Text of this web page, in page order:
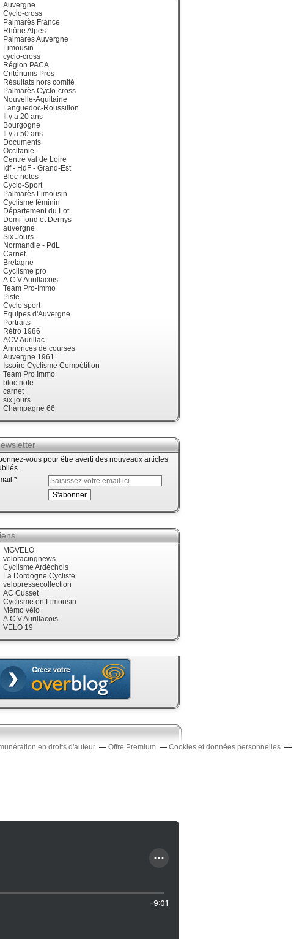
Auvergne
Cyclo-cross
Palmarès France
Rhône Alpes
Palmarès Auvergne
Limousin
cyclo-cross
Région PACA
Critériums Pros
Résultats hors comité
Palmarès Cyclo-cross
Nouvelle-Aquitaine
Languedoc-Roussillon
Il y a 20 ans
Bourgogne
Il y a 50 ans
Documents
Occitanie
Centre val de Loire
Idf - HdF - Grand-Est
Bloc-notes
Cyclo-Sport
Palmarès Limousin
Cyclisme féminin
Département du Lot
Demi-fond et Dernys
auvergne
Six Jours
Normandie - PdL
Carnet
Bretagne
Cyclisme pro
A.C.V.Aurillacois
Team Pro-Immo
Piste
Cyclo sport
Equipes d'Auvergne
Portraits
Rétro 1986
ACV Aurillac
Annonces de courses
Auvergne 1961
Issoire Cyclisme Compétition
Team Pro Immo
bloc note
carnet
six jours
Champagne 66
vous pour être averti des nouveaux articles
MGVELO
veloracingnews
Cyclisme Ardéchois
La Dordogne Cycliste
velopressecollection
AC Cusset
Cyclisme en Limousin
Mémo vélo
A.C.V.Aurillacois
VELO 19
en droits d'auteur Offre Premium
Cookies et données personnelles
-9:01